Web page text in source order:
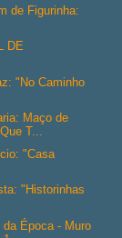
de Figurinha:
DE
"No Caminho
Maço de
T...
"Casa
"Historinhas
da Época - Muro